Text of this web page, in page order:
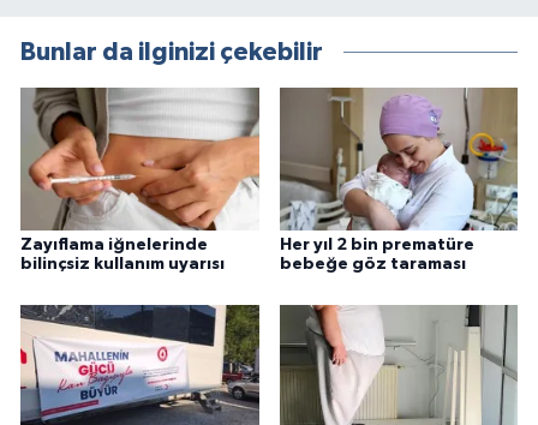
Bunlar da ilginizi çekebilir
Zayıflama iğnelerinde
bilinçsiz kullanım uyarısı
Her yıl 2 bin prematüre
bebeğe göz taraması